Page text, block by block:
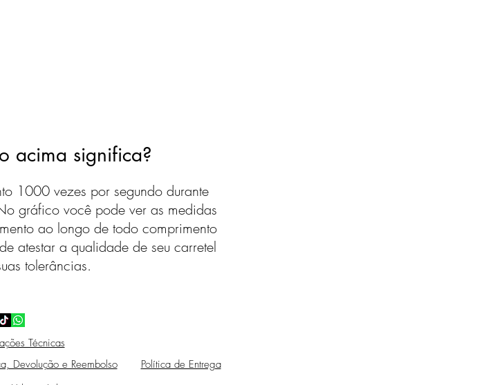
acima significa?
1000 vezes por segundo durante
gráfico você pode ver as medidas
ao longo de todo comprimento
atestar a qualidade de seu carretel
tolerâncias.
Técnicas
Devolução e Reembolso Política de Entrega